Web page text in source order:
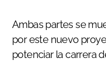
Ambas partes se
por este nuevo
potenciar la carrera